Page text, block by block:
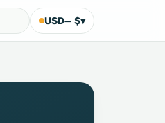
USD— $▾